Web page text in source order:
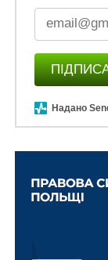
Польщі та
го фактично
невід’ємними
У нас була інша
жертвою
газу, чим,
фінансовий
шкода Європи,
взяти цього
потреб і
громадян. Й
Надано